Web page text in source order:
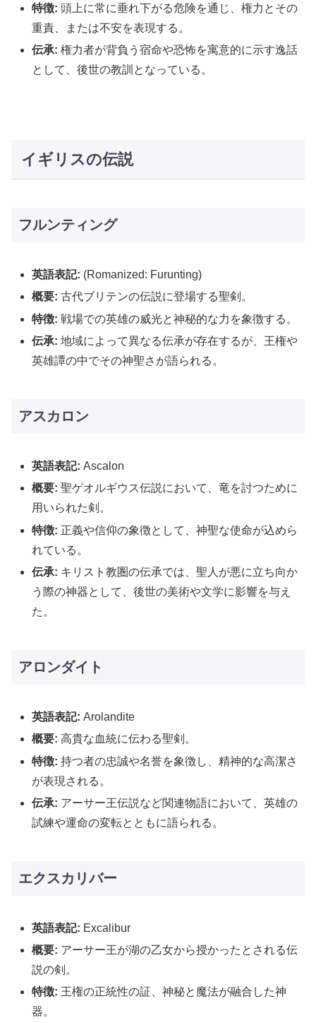
特徴: 頭上に常に垂れ下がる危険を通じ、権力とその
重責、または不安を表現する。
伝承: 権力者が背負う宿命や恐怖を寓意的に示す逸話
として、後世の教訓となっている。
イギリスの伝説
フルンティング
英語表記: (Romanized: Furunting)
概要: 古代ブリテンの伝説に登場する聖剣。
特徴: 戦場での英雄の威光と神秘的な力を象徴する。
伝承: 地域によって異なる伝承が存在するが、王権や
英雄譚の中でその神聖さが語られる。
アスカロン
英語表記: Ascalon
概要: 聖ゲオルギウス伝説において、竜を討つために
用いられた剣。
特徴: 正義や信仰の象徴として、神聖な使命が込めら
れている。
伝承: キリスト教圏の伝承では、聖人が悪に立ち向か
う際の神器として、後世の美術や文学に影響を与え
た。
アロンダイト
英語表記: Arolandite
概要: 高貴な血統に伝わる聖剣。
特徴: 持つ者の忠誠や名誉を象徴し、精神的な高潔さ
が表現される。
伝承: アーサー王伝説など関連物語において、英雄の
試練や運命の変転とともに語られる。
エクスカリバー
英語表記: Excalibur
概要: アーサー王が湖の乙女から授かったとされる伝
説の剣。
特徴: 王権の正統性の証、神秘と魔法が融合した神
器。